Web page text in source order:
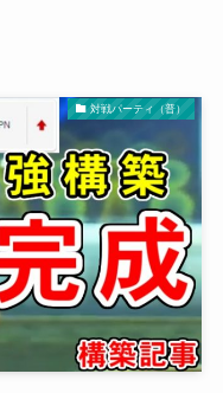
対戦パーティ（普）